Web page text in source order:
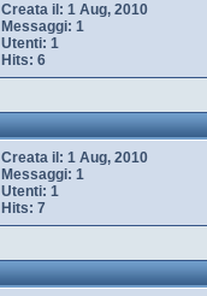
Creata il: 1 Aug, 2010
Messaggi: 1
Utenti: 1
Hits: 6
Creata il: 1 Aug, 2010
Messaggi: 1
Utenti: 1
Hits: 7